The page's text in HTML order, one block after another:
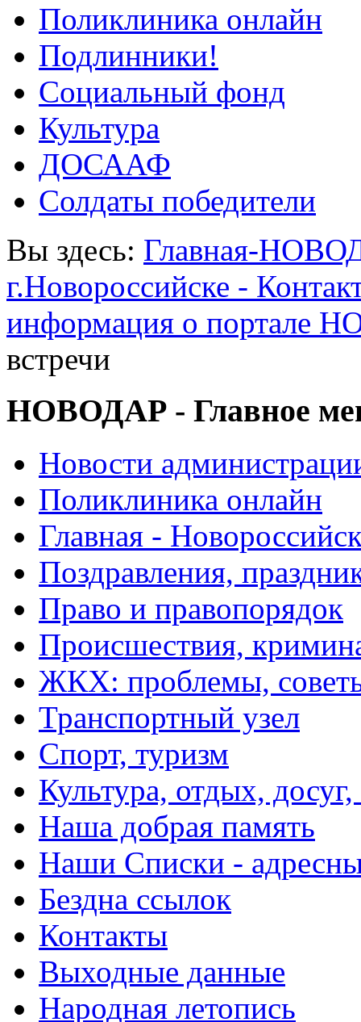
Поликлиника онлайн
Подлинники!
Социальный фонд
Культура
ДОСААФ
Солдаты победители
Вы здесь: Главная-
г.Новороссийске -
информация о портале
встречи
НОВОДАР - Главное
Новости
Поликлиника онлайн
Главная -
Поздравления,
Право и правопорядок
Происшествия,
ЖКХ: проблемы,
Транспортный узел
Спорт, туризм
Культура, отдых,
Наша добрая память
Наши Списки -
Бездна ссылок
Контакты
Выходные данные
Народная летопись